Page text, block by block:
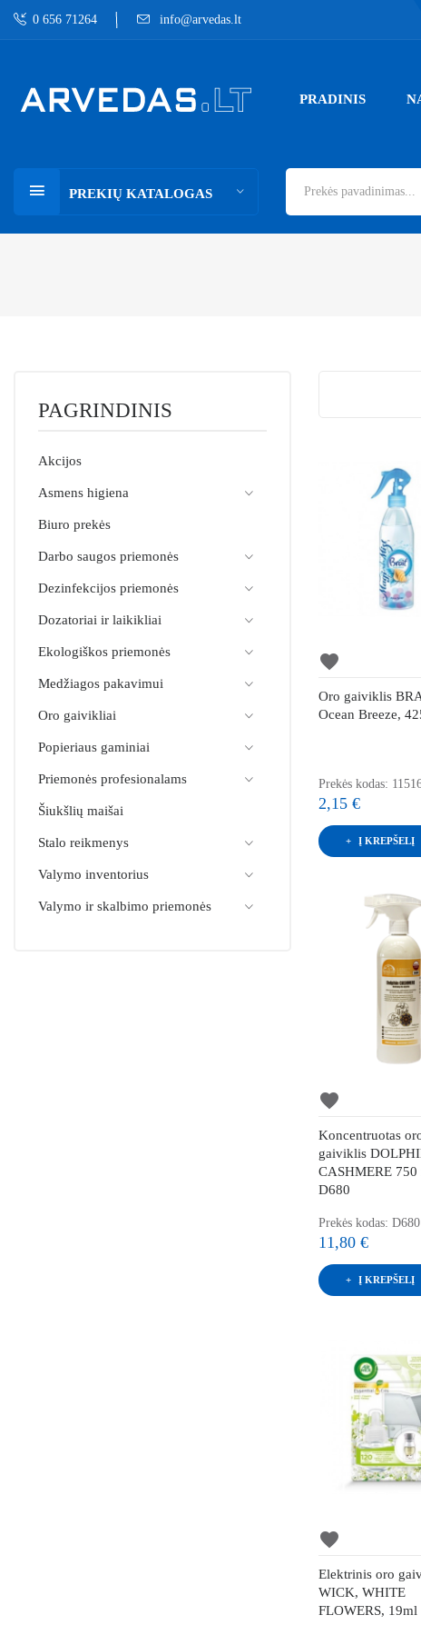
0 656 71264 info@arvedas.lt
PRADINIS
PREKIŲ KATALOGAS
PAGRINDINIS
Akcijos
Asmens higiena
Biuro prekės
Darbo saugos priemonės
Dezinfekcijos priemonės
Dozatoriai ir laikikliai
Ekologiškos priemonės
Medžiagos pakavimui
Oro gaivikliai
Popieriaus gaminiai
Priemonės profesionalams
Šiukšlių maišai
Stalo reikmenys
Valymo inventorius
Valymo ir skalbimo priemonės
favorite
Oro gaiviklis
Ocean Breeze,
Prekės kodas:
2,15 €
Į KREPŠELĮ
favorite
Koncentruotas
gaiviklis
CASHMERE 750
D680
Prekės kodas: D680
11,80 €
Į KREPŠELĮ
favorite
Elektrinis oro
WICK, WHITE
FLOWERS, 19ml